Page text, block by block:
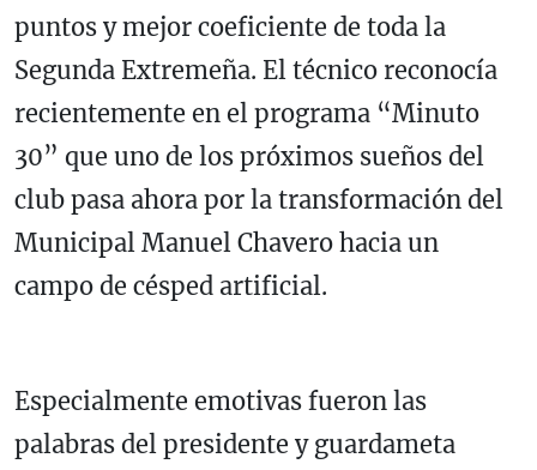
puntos y mejor coeficiente de toda la
Segunda Extremeña. El técnico reconocía
recientemente en el programa “Minuto
30” que uno de los próximos sueños del
club pasa ahora por la transformación del
Municipal Manuel Chavero hacia un
campo de césped artificial.
Especialmente emotivas fueron las
palabras del presidente y guardameta